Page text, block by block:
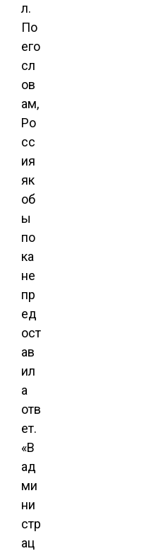
л.
По
его
сл
ов
ам,
Ро
сс
ия
як
об
ы
по
ка
не
пр
ед
ост
ав
ил
а
отв
ет.
«В
ад
ми
ни
стр
ац